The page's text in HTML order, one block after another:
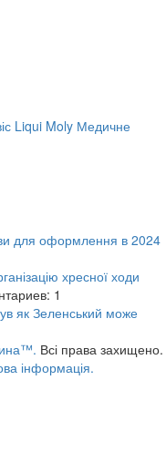
Liqui Moly Медичне
для оформлення в 2024
хресної ходи
1
як Зеленський може
Всі права захищено.
інформація.